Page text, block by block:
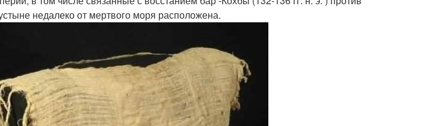
недалеко от мертвого моря расположена.